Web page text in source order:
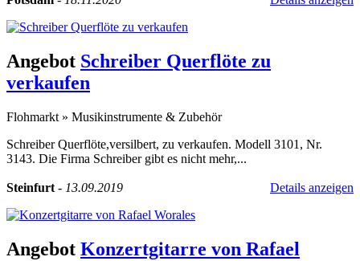
Angebot Schreiber Querflöte zu
verkaufen
Flohmarkt » Musikinstrumente & Zubehör
Schreiber Querflöte,versilbert, zu verkaufen. Modell 3101, Nr.
3143. Die Firma Schreiber gibt es nicht mehr,...
Steinfurt - 13.09.2019 Details anzeigen
Angebot Konzertgitarre von Rafael